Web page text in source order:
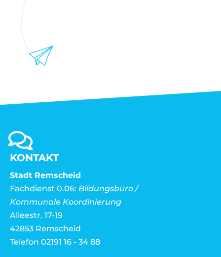
KONTAKT
Stadt Remscheid
Fachdienst 0.06: Bildungsbüro /
Kommunale Koordinierung
Alleestr. 17-19
42853 Remscheid
Telefon 02191 16 - 34 88